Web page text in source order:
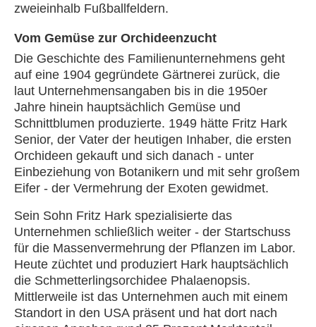
zweieinhalb Fußballfeldern.
Vom Gemüse zur Orchideenzucht
Die Geschichte des Familienunternehmens geht
auf eine 1904 gegründete Gärtnerei zurück, die
laut Unternehmensangaben bis in die 1950er
Jahre hinein hauptsächlich Gemüse und
Schnittblumen produzierte. 1949 hätte Fritz Hark
Senior, der Vater der heutigen Inhaber, die ersten
Orchideen gekauft und sich danach - unter
Einbeziehung von Botanikern und mit sehr großem
Eifer - der Vermehrung der Exoten gewidmet.
Sein Sohn Fritz Hark spezialisierte das
Unternehmen schließlich weiter - der Startschuss
für die Massenvermehrung der Pflanzen im Labor.
Heute züchtet und produziert Hark hauptsächlich
die Schmetterlingsorchidee Phalaenopsis.
Mittlerweile ist das Unternehmen auch mit einem
Standort in den USA präsent und hat dort nach